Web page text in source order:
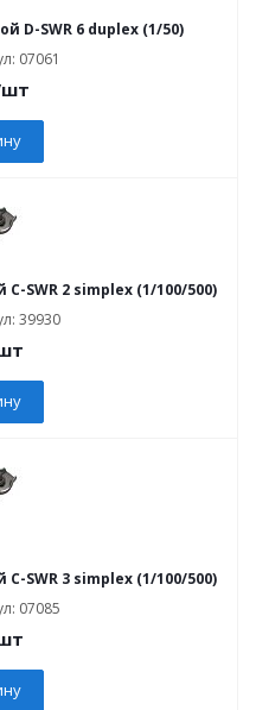
D-SWR 6 duplex (1/50)
07061
SWR 2 simplex (1/100/500)
39930
SWR 3 simplex (1/100/500)
07085